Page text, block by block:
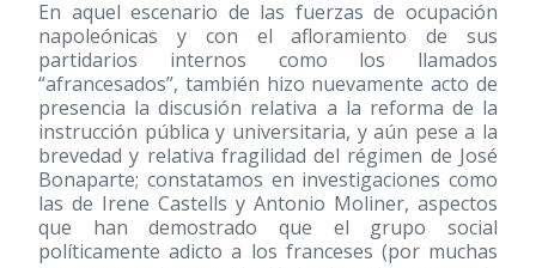
En aquel escenario de las fuerzas de ocupación
napoleónicas y con el afloramiento de sus
partidarios internos como los llamados
“afrancesados”, también hizo nuevamente acto de
presencia la discusión relativa a la reforma de la
instrucción pública y universitaria, y aún pese a la
brevedad y relativa fragilidad del régimen de José
Bonaparte; constatamos en investigaciones como
las de Irene Castells y Antonio Moliner, aspectos
que han demostrado que el grupo social
políticamente adicto a los franceses (por muchas